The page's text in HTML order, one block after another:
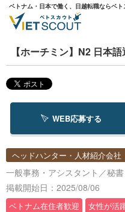
ベトナム・日本で働く、日越転職ならベト
【ホーチミン】N2 日本
WEB応募する
ヘッドハンター・人材紹介会社
一般事務・アシスタント／秘
掲載開始日：2025/08/06
ベトナム在住者歓迎 女性が活